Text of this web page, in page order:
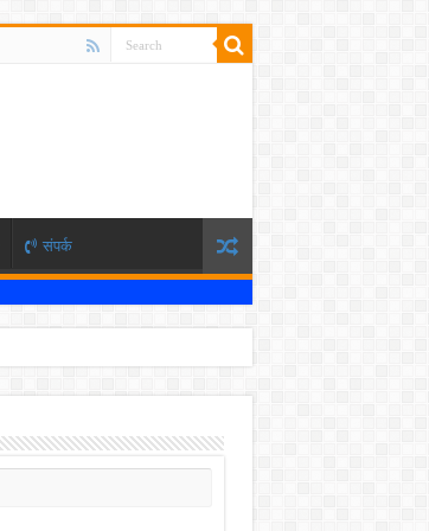
संपर्क